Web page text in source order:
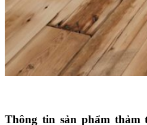
Thông tin sản phẩm thảm